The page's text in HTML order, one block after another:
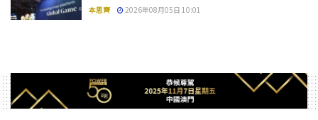
本思齊 2026年08月05日 10:01